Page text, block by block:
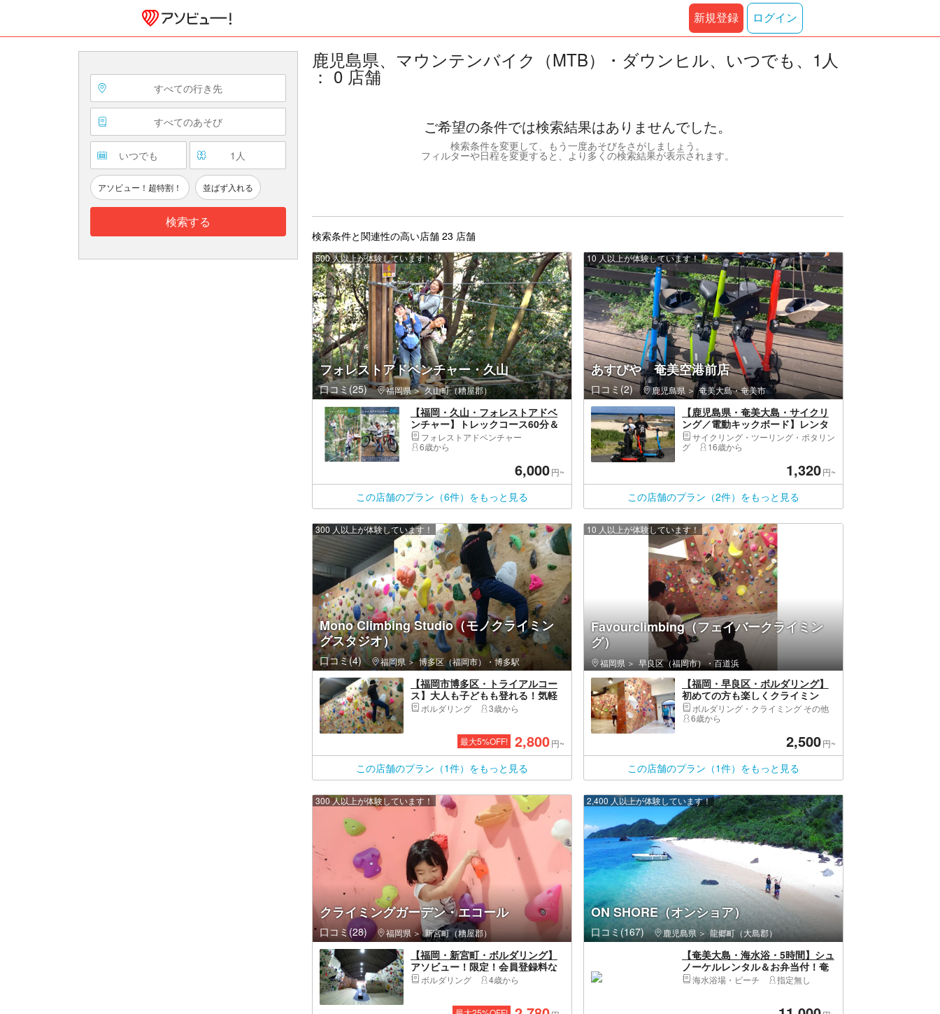
新規登録 ログイン
すべての行き先
すべてのあそび
いつでも 1 人
アソビュー！超特割！ 並ばず入れる
検索する
鹿児島県、マウンテンバイク（MTB）・ダウンヒル、いつでも、1人
： 0 店舗
ご希望の条件では検索結果はありませんでした。
検索条件を変更して、もう一度あそびをさがしましょう。
フィルターや日程を変更すると、より多くの検索結果が表示されます。
検索条件と関連性の高い店舗 23 店舗
フォレストアドベンチャー・久山
口コミ(25) 福岡県 久山町（糟屋郡）
500 人以上が体験しています！
【福岡・久山・フォレストアドベ
ンチャー】トレックコース60分＆
トレイルアドベンチャー60分
フォレストアドベンチャー
6歳から
6,000円~
この店舗のプラン（6件）をもっと見る
あすびや 奄美空港前店
口コミ(2) 鹿児島県 奄美大島・奄美市
10 人以上が体験しています！
【鹿児島県・奄美大島・サイクリ
ング／電動キックボード】レンタ
ルのみ 電動キックボードをレン
タルして奄美大島の美しい景色を
奄美空港からクルマで2分！徒歩10
分！
サイクリング・ツーリング・ポタリン
グ
16歳から
1,320円~
この店舗のプラン（2件）をもっと見る
Mono Climbing Studio（モノクライミン
グスタジオ）
口コミ(4) 福岡県 博多区（福岡市）・博多駅
300 人以上が体験しています！
【福岡市博多区・トライアルコー
ス】大人も子どもも登れる！気軽
にボルダリングを始めよう
ボルダリング 3歳から
最大5%OFF! 2,800円~
この店舗のプラン（1件）をもっと見る
Favourclimbing（フェイバークライミン
グ）
福岡県 早良区（福岡市）・百道浜
10 人以上が体験しています！
【福岡・早良区・ボルダリング】
初めての方も楽しくクライミン
グ！ボルダリング体験
ボルダリング・クライミング その他
6歳から
2,500円~
この店舗のプラン（1件）をもっと見る
クライミングガーデン・エコール
口コミ(28) 福岡県 新宮町（糟屋郡）
300 人以上が体験しています！
【福岡・新宮町・ボルダリング】
アソビュー！限定！会員登録料な
しでお得！登れるルートは200本以
ミングしよう！
ボルダリング 4歳から
ON SHORE（オンショア）
口コミ(167) 鹿児島県 龍郷町（大島郡）
2,400 人以上が体験しています！
【奄美大島・海水浴・5時間】シュ
ノーケルレンタル＆お弁当付！奄
美ブルーが美しい！秘境コウトリ
海水浴場・ビーチ 指定無し